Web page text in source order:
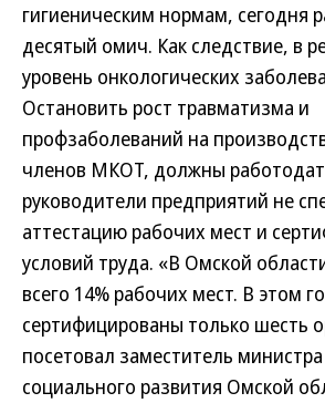
гигиеническим нормам, сегодня
десятый омич. Как следствие, в
уровень онкологических
Остановить рост травматизма и
профзаболеваний на
членов МКОТ, должны
руководители предприятий не
аттестацию рабочих мест и
условий труда. «В Омской
всего 14% рабочих мест. В этом
сертифицированы только шесть
посетовал заместитель
социального развития Омской